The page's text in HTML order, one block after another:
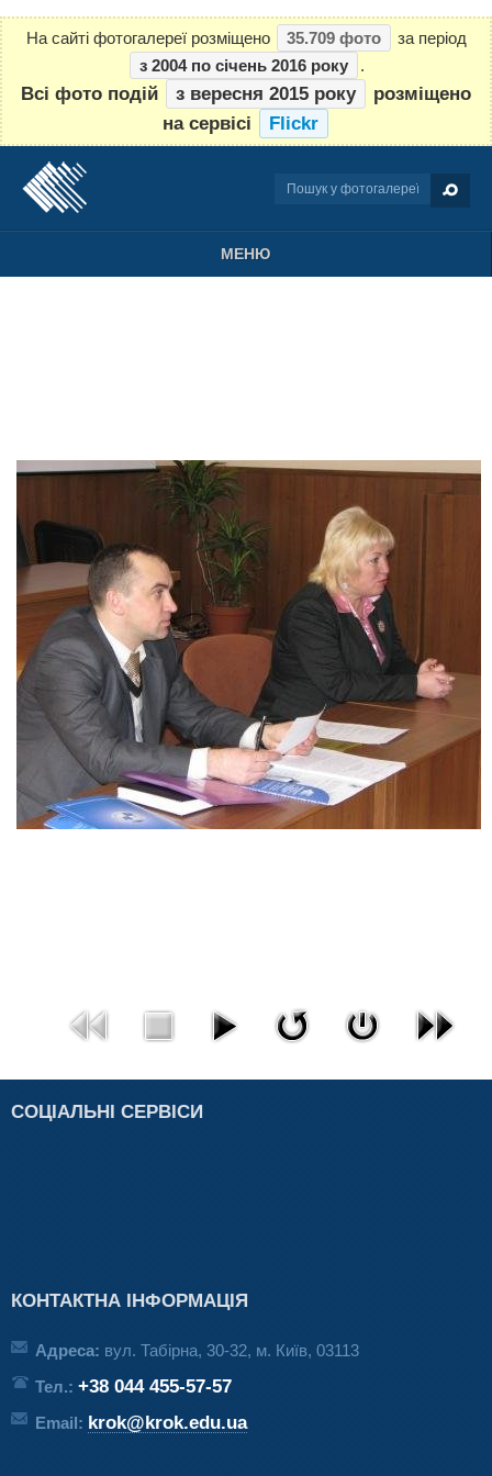
На сайті фотогалереї розміщено 35.709 фото
за період
з 2004 по січень 2016 року
.
Всі фото подій з вересня 2015 року
розміщено
на сервісі
Flickr
МЕНЮ
СОЦІАЛЬНІ СЕРВІСИ
КОНТАКТНА ІНФОРМАЦІЯ
Адреса: вул. Табірна, 30-32, м. Київ, 03113
Тел.: +38 044 455-57-57
Email: krok@krok.edu.ua